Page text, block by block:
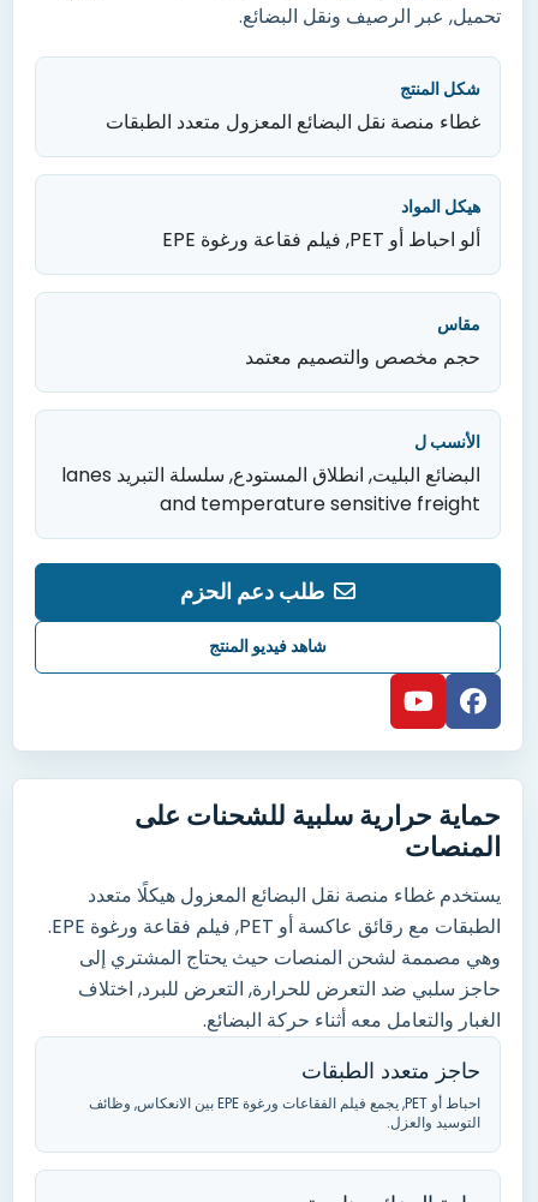
تحميل, عبر الرصيف ونقل البضائع.
شكل المنتج
غطاء منصة نقل البضائع المعزول متعدد الطبقات
هيكل المواد
ألو احباط أو PET , فيلم فقاعة ورغوة EPE
مقاس
حجم مخصص والتصميم معتمد
الأنسب ل
البضائع البليت, انطلاق المستودع,
سلسلة التبريد lanes
and temperature sensitive freight
طلب دعم الحزم
شاهد فيديو المنتج
حماية حرارية سلبية للشحنات على
المنصات
يستخدم غطاء منصة نقل البضائع المعزول هيكلًا متعدد
الطبقات مع رقائق عاكسة أو PET
, فيلم فقاعة ورغوة EPE
.
وهي مصممة لشحن المنصات حيث يحتاج المشتري إلى
حاجز سلبي ضد التعرض للحرارة, التعرض للبرد, اختلاف
الغبار والتعامل معه أثناء حركة البضائع.
حاجز متعدد الطبقات
احباط أو PET ,يجمع فيلم الفقاعات ورغوة EPE بين الانعكاس , وظائف
التوسيد والعزل.